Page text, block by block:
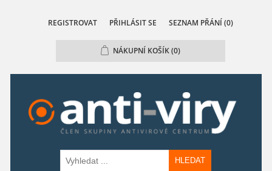
REGISTROVAT PŘIHLÁSIT SE SEZNAM PŘÁNÍ (0)
NÁKUPNÍ KOŠÍK(0)
HLEDAT